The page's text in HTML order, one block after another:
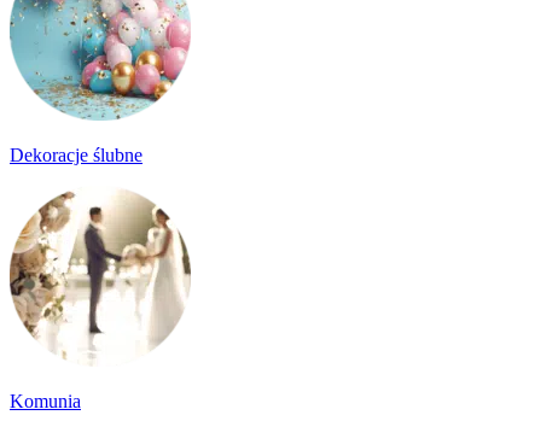
Dekoracje ślubne
Komunia